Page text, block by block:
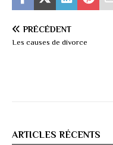
PRÉCÉDENT
Les causes de divorce
ARTICLES RÉCENTS